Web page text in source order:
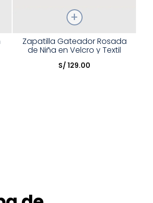
Talla
Elige una opción
Zapatilla Gateador Rosada
de Niña en Velcro y Textil
S/129.00